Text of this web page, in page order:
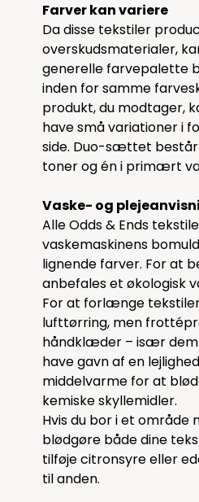
Farver kan variere
Da disse tekstiler
overskudsmaterialer,
generelle farvepalette
inden for samme
produkt, du modtager,
have små variationer i
side. Duo-sættet
toner og én i primært
Vaske- og
Alle Odds & Ends
vaskemaskinens
lignende farver. For at
anbefales et økologisk
For at forlænge
lufttørring, men
håndklæder – især dem
have gavn af en
middelvarme for at
kemiske skyllemidler.
Hvis du bor i et område
blødgøre både dine
tilføje citronsyre eller
til anden.